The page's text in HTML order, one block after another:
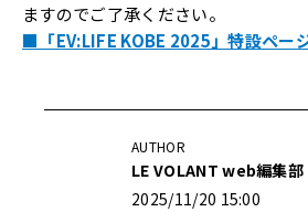
ますのでご了承ください。
■「EV:LIFE KOBE 2025」特設ペー
AUTHOR
LE VOLANT web編集部
2025/11/20 15:00